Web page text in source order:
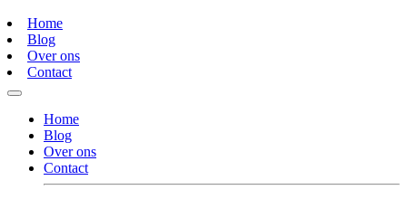
Home
Blog
Over ons
Contact
Home
Blog
Over ons
Contact